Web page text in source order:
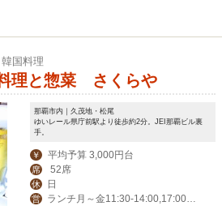
国料理
理と惣菜 さくらや
那覇市内｜久茂地・松尾
ゆいレール県庁前駅より徒歩約2分。JEI那覇ビル裏
手。
￥ 平均予算 3,000円台
席 52席
休 日
営 ランチ月～金11:30-14:00,17:00-2